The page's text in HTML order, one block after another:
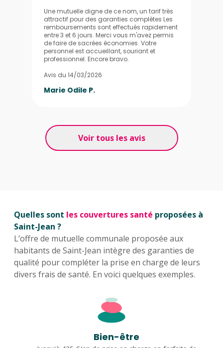
Une mutuelle digne de ce nom, un tarif très
attractif pour des garanties complètes Les
remboursements sont effectués rapidement
entre 3 et 6 jours. Merci vous m'avez permis
de faire de sacrées économies. Votre
personnel est accueillant, souriant et
professionnel. Encore bravo.
Avis du 14/03/2026
Marie Odile P.
Voir tous les avis
Quelles sont les couvertures santé proposées à
Saint-Jean ?
L’offre de mutuelle communale proposée aux
habitants de Saint-Jean intègre des garanties de
qualité pour compléter la prise en charge de leurs
divers frais de santé. En voici quelques exemples.
Bien-être